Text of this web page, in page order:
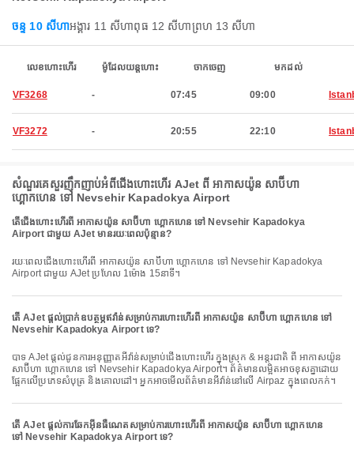
ចន្ទ 10 សីហាអង្គារ 11 សីហាពុធ 12 សីហាព្រហ 13 សីហា
លេខហោះហើរ ម៉ូដែលយន្តហោះ ចាកចេញ មកដល់
VF3268 - 07:45 09:00
VF3272 - 20:55 22:10
សំណួរគេសួរញឹកញាប់អំពីជើងហោះហើរ AJet ពី អាកាសយ៉ូន សាប៊ីហា
ហ្គោកហេន ទៅ Nevsehir Kapadokya Airport
តើជើងហោះហើរពី អាកាសយ៉ូន សាប៊ីហា ហ្គោកហេន ទៅ Nevsehir Kapadokya
Airport ជាមួយ AJet មានរយៈពេលប៉ុន្មាន?
រយៈពេលជើងហោះហើរពី អាកាសយ៉ូន សាប៊ីហា ហ្គោកហេន ទៅ Nevsehir Kapadokya
Airport ជាមួយ AJet ប្រហែល 1ម៉ោង 15នាទី។
តើ AJet ផ្តល់ប្រាក់ឧបត្ថម្ភឥវ៉ាន់សម្រាប់ការហោះហើរពី អាកាសយ៉ូន សាប៊ីហា ហ្គោកហេន ទៅ
Nevsehir Kapadokya Airport ទេ?
បាទ AJet ផ្តល់ជូនការអនុញ្ញាតអីវ៉ាន់សម្រាប់ជើងហោះហើរ ក្នុងស្រុក & អន្តរជាតិ ពី អាកាសយ៉ូន
សាប៊ីហា ហ្គោកហេន ទៅ Nevsehir Kapadokya Airport។ ព័ត៌មានលម្អិតអាចខុសគ្នាដោយ
ផ្អែកលើប្រភេទសំបុត្រ និងគោលដៅ។ អ្នកអាចមើលព័ត៌មានអីវ៉ាន់នៅលើ Airpaz ក្នុងពេលកក់។
តើ AJet ផ្តល់ការឆែកអ៊ីនធឺណេតសម្រាប់ការហោះហើរពី អាកាសយ៉ូន សាប៊ីហា ហ្គោកហេន
ទៅ Nevsehir Kapadokya Airport ទេ?